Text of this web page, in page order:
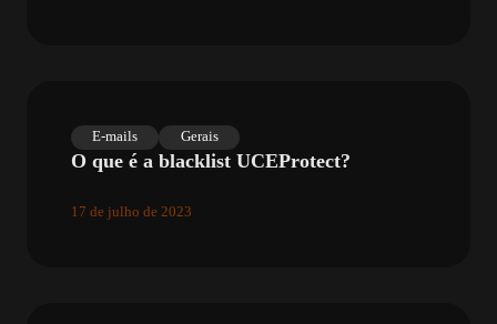
E-mails Gerais
O que é a blacklist UCEProtect?
17 de julho de 2023